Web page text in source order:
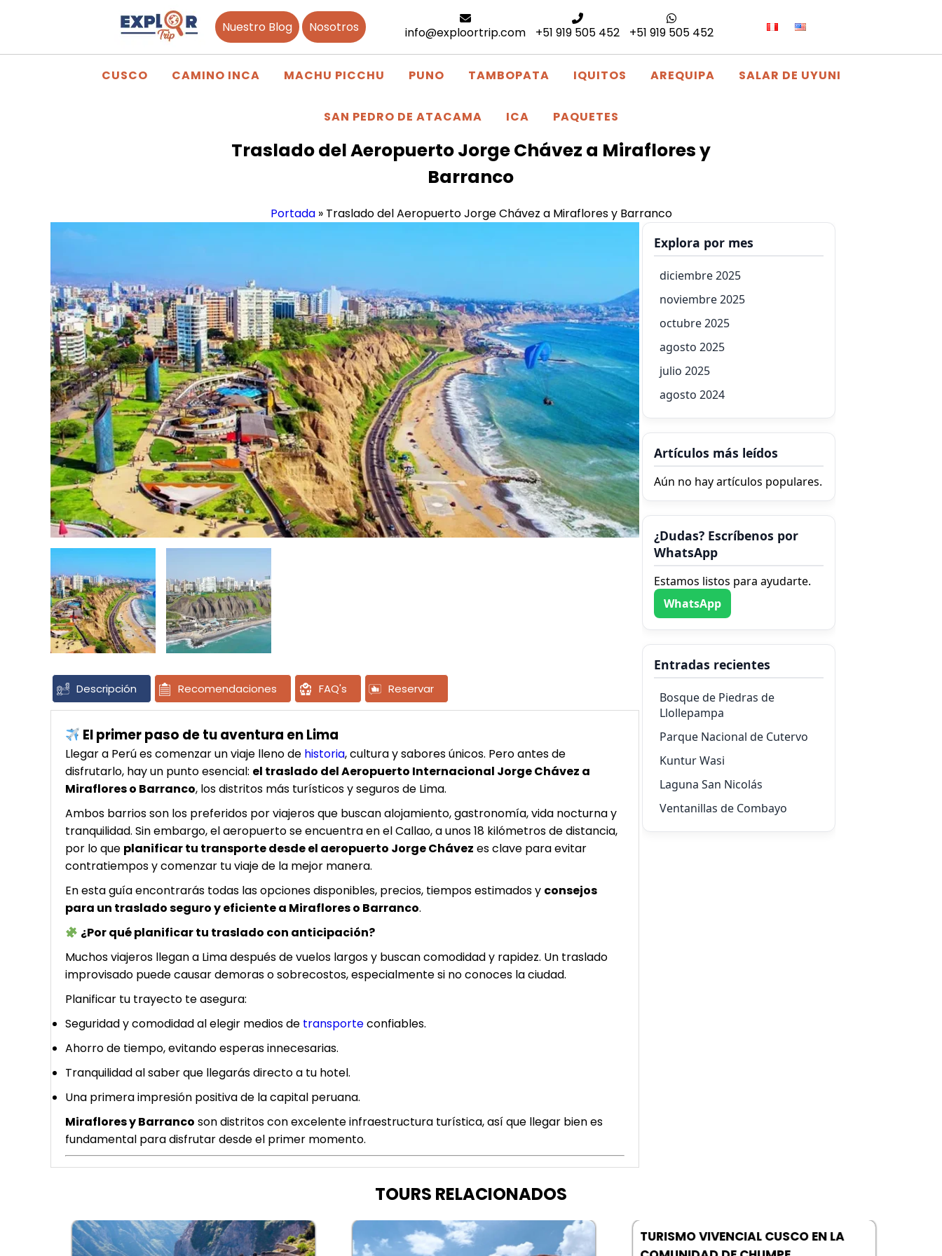
Nuestro Blog Nosotros info@exploortrip.com +51 919 505 452 +51 919 505 452
CUSCO CAMINO INCA MACHU PICCHU PUNO TAMBOPATA IQUITOS AREQUIPA SALAR DE UYUNI
SAN PEDRO DE ATACAMA ICA PAQUETES
Traslado del Aeropuerto Jorge Chávez a Miraflores y
Barranco
Portada» Traslado del Aeropuerto Jorge Chávez a Miraflores y Barranco
Descripción Recomendaciones FAQ's Reservar
El primer paso de tu aventura en Lima
Llegar a Perú es comenzar un viaje lleno de historia, cultura y sabores únicos. Pero antes de
disfrutarlo, hay un punto esencial: el traslado del Aeropuerto Internacional Jorge Chávez a
Miraflores o Barranco, los distritos más turísticos y seguros de Lima.
Ambos barrios son los preferidos por viajeros que buscan alojamiento, gastronomía, vida nocturna y
tranquilidad. Sin embargo, el aeropuerto se encuentra en el Callao, a unos 18 kilómetros de distancia,
por lo que planificar tu transporte desde el aeropuerto Jorge Chávez es clave para evitar
contratiempos y comenzar tu viaje de la mejor manera.
En esta guía encontrarás todas las opciones disponibles, precios, tiempos estimados y consejos
para un traslado seguro y eficiente a Miraflores o Barranco.
¿Por qué planificar tu traslado con anticipación?
Muchos viajeros llegan a Lima después de vuelos largos y buscan comodidad y rapidez. Un traslado
improvisado puede causar demoras o sobrecostos, especialmente si no conoces la ciudad.
Planificar tu trayecto te asegura:
Seguridad y comodidad al elegir medios de transporteconfiables.
Ahorro de tiempo, evitando esperas innecesarias.
Tranquilidad al saber que llegarás directo a tu hotel.
Una primera impresión positiva de la capital peruana.
Miraflores y Barranco son distritos con excelente infraestructura turística, así que llegar bien es
fundamental para disfrutar desde el primer momento.
Explora por mes
diciembre 2025
noviembre 2025
octubre 2025
agosto 2025
julio 2025
agosto 2024
Artículos más leídos
Aún no hay artículos populares.
¿Dudas? Escríbenos por
WhatsApp
Estamos listos para ayudarte.
WhatsApp
Entradas recientes
Bosque de Piedras de
Llollepampa
Parque Nacional de Cutervo
Kuntur Wasi
Laguna San Nicolás
Ventanillas de Combayo
TOURS RELACIONADOS
TURISMO VIVENCIAL CUSCO EN LA